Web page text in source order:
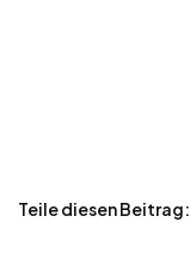
Teile diesen Beitrag: